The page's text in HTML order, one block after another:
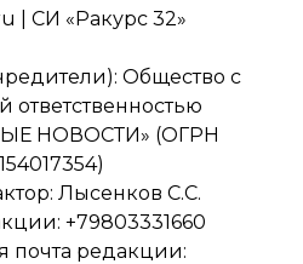
| СИ «Ракурс 32»
Общество с
ответственностью
НОВОСТИ» (ОГРН
Лысенков С.С.
+79803331660
почта редакции: